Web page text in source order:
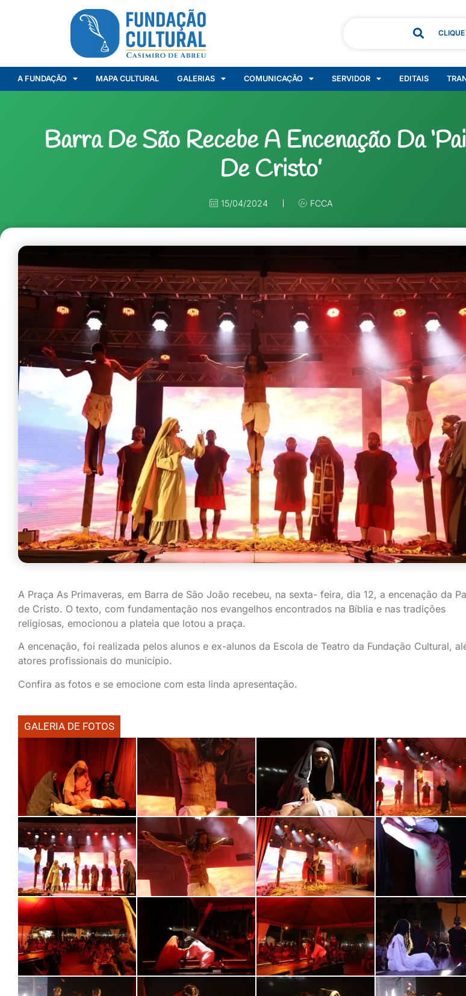
A FUNDAÇÃO MAPA CULTURAL GALERIAS COMUNICAÇÃO SERVIDOR EDITAIS
Barra De São Recebe A Encenação Da
De Cristo’
15/04/2024 FCCA
A Praça As Primaveras, em Barra de São João recebeu, na sexta- feira, dia 12, a encenação da
de Cristo. O texto, com fundamentação nos evangelhos encontrados na Bíblia e nas tradições
religiosas, emocionou a plateia que lotou a praça.
A encenação, foi realizada pelos alunos e ex-alunos da Escola de Teatro da Fundação Cultural,
atores profissionais do município.
Confira as fotos e se emocione com esta linda apresentação.
GALERIA DE FOTOS